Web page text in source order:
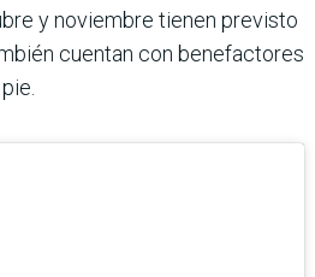
y noviembre tienen previsto
cuentan con benefactores